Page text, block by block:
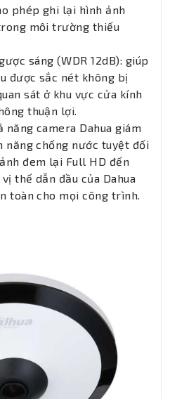
phép ghi lại hình ảnh
môi trường thiếu
sáng (WDR 12dB): giúp
được sắc nét không bị
sát ở khu vực cửa kính
thuận lợi.
năng camera Dahua giám
năng chống nước tuyệt đối
đem lại Full HD đến
thế dẫn đầu của Dahua
toàn cho mọi công trình.